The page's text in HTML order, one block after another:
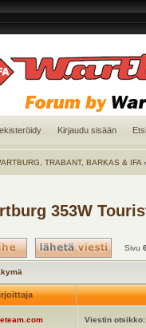
Kirjaudu sisään Etsi
TRABANT, BARKAS & IFA ‹
353W
Sivu 6
Viestin otsikko: